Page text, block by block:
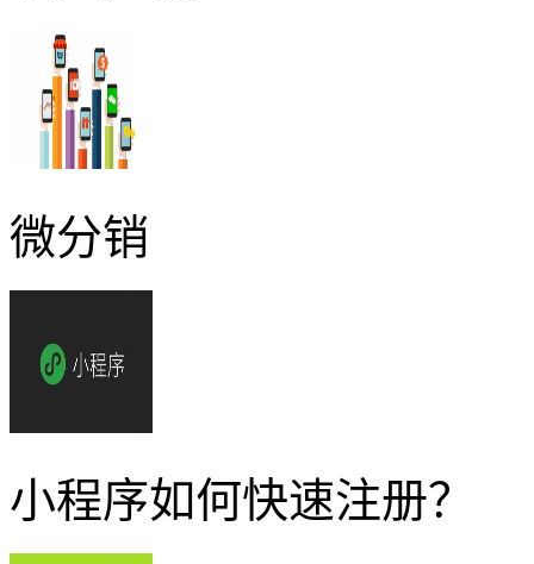
微分销
小程序如何快速注册？